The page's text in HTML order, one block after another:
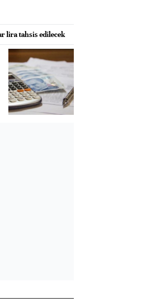
lira tahsis edilecek